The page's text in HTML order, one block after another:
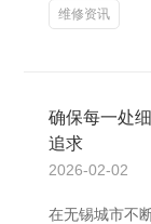
维修资讯
确保每一处
追求
2026-02-02
在无锡城市不